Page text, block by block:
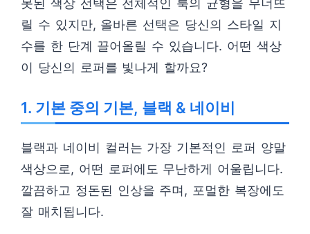
못된 색상 선택은 전체적인 룩의 균형을 무너뜨
릴 수 있지만, 올바른 선택은 당신의 스타일 지
수를 한 단계 끌어올릴 수 있습니다. 어떤 색상
이 당신의 로퍼를 빛나게 할까요?
1. 기본 중의 기본, 블랙 & 네이비
블랙과 네이비 컬러는 가장 기본적인 로퍼 양말
색상으로, 어떤 로퍼에도 무난하게 어울립니다.
깔끔하고 정돈된 인상을 주며, 포멀한 복장에도
잘 매치됩니다.